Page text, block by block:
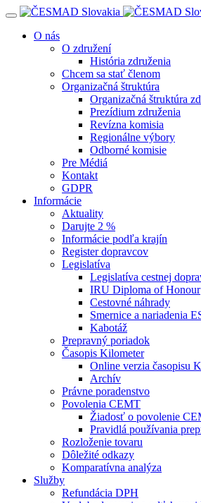
Navigácia
O nás
O združení
História združenia
Chcem sa stať členom
Organizačná štruktúra
Organizačná štruktúra
Prezídium združenia
Revízna komisia
Regionálne výbory
Odborné komisie
Pre Médiá
Kontakt
GDPR
Informácie
Aktuality
Darujte 2 %
Informácie podľa krajín
Register dopravcov
Legislatíva
Legislatíva cestnej
IRU Diploma of Honour
Cestovné náhrady
Smernice a nariadenia
Kabotáž
Prepravný poriadok
Časopis Kilometer
Online verzia časopisu
Archív
Právne poradenstvo
Povolenia CEMT
Žiadosť o povolenie
Pravidlá používania
Rozloženie tovaru
Dôležité odkazy
Komparatívna analýza
Služby
Refundácia DPH